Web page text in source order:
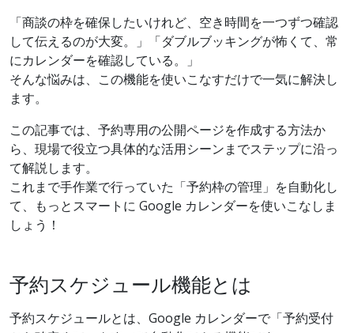
「商談の枠を確保したいけれど、空き時間を一つずつ確認
して伝えるのが大変。」「ダブルブッキングが怖くて、常
にカレンダーを確認している。」
そんな悩みは、この機能を使いこなすだけで一気に解決し
ます。
この記事では、予約専用の公開ページを作成する方法か
ら、現場で役立つ具体的な活用シーンまでステップに沿っ
て解説します。
これまで手作業で行っていた「予約枠の管理」を自動化し
て、もっとスマートに Google カレンダーを使いこなしま
しょう！
予約スケジュール機能とは
予約スケジュールとは、Google カレンダーで「予約受付